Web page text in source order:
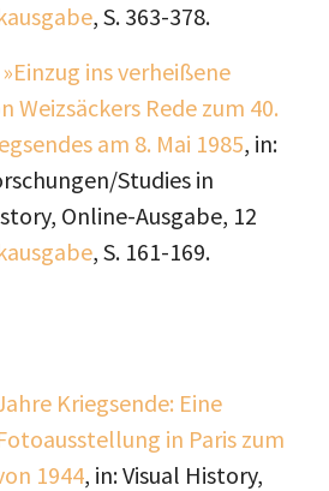
, S. 363-378.
»Einzug ins verheißene
Weizsäckers Rede zum 40.
am 8. Mai 1985, in:
Studies in
Online-Ausgabe, 12
, S. 161-169.
Kriegsende: Eine
in Paris zum
1944, in: Visual History,